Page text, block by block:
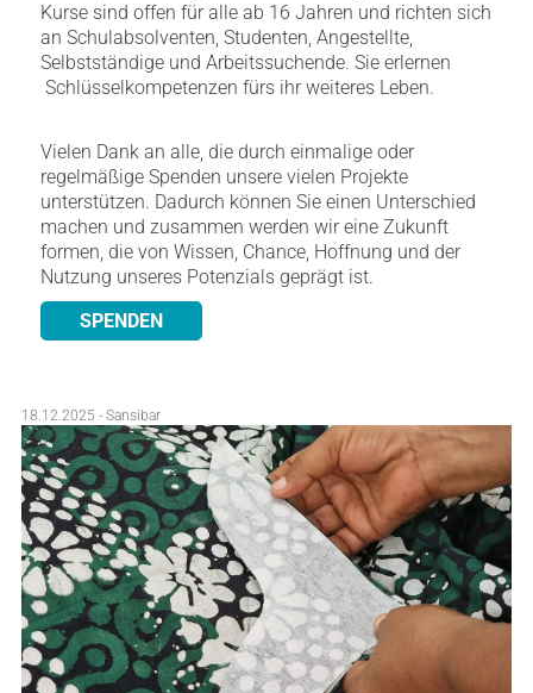
Kurse sind offen für alle ab 16 Jahren und richten sich
an Schulabsolventen, Studenten, Angestellte,
Selbstständige und Arbeitssuchende. Sie erlernen
Schlüsselkompetenzen fürs ihr weiteres Leben.
Vielen Dank an alle, die durch einmalige oder
regelmäßige Spenden unsere vielen Projekte
unterstützen. Dadurch können Sie einen Unterschied
machen und zusammen werden wir eine Zukunft
formen, die von Wissen, Chance, Hoffnung und der
Nutzung unseres Potenzials geprägt ist.
SPENDEN
18.12.2025 - Sansibar